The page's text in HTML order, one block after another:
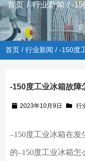
首页 /行业新闻/ -
首页 /行业新闻 / -150度
-150度工业冰箱故障
2023年10月9日 行
–150度工业冰箱在
的–150度工业冰箱怎